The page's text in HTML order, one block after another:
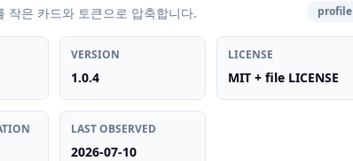
작은 카드와 토큰으로 압축합니다. profile
VERSION
1.0.4
LICENSE
MIT + file LICENSE
LAST OBSERVED
2026-07-10